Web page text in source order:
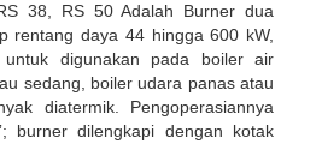
38, RS 50 Adalah Burner dua
rentang daya 44 hingga 600 kW,
digunakan pada boiler air
sedang, boiler udara panas atau
diatermik. Pengoperasiannya
burner dilengkapi dengan kotak